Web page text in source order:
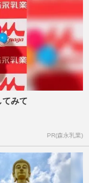
てみて
PR(森永乳業)